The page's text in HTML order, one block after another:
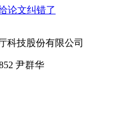
论文纠错了
尹群华